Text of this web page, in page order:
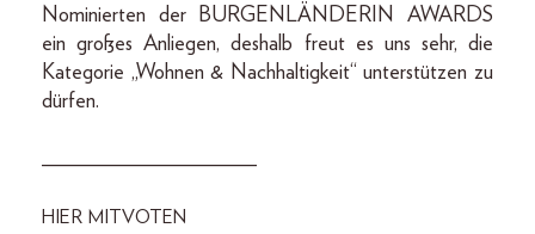
Nominierten der BURGENLÄNDERIN AWARDS
ein großes Anliegen, deshalb freut es uns sehr, die
Kategorie „Wohnen & Nachhaltigkeit“ unterstützen zu
dürfen.
____________________
HIER MITVOTEN